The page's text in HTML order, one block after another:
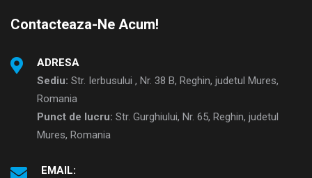
Contacteaza-Ne Acum!
ADRESA
Sediu: Str. Ierbusului , Nr. 38 B, Reghin, judetul Mures,
Romania
Punct de lucru: Str. Gurghiului, Nr. 65, Reghin, judetul
Mures, Romania
EMAIL: